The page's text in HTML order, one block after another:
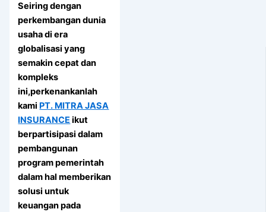
Seiring dengan
perkembangan dunia
usaha di era
globalisasi yang
semakin cepat dan
kompleks
ini,perkenankanlah
kami PT. MITRA JASA
INSURANCE ikut
berpartisipasi dalam
pembangunan
program pemerintah
dalam hal memberikan
solusi untuk
keuangan pada